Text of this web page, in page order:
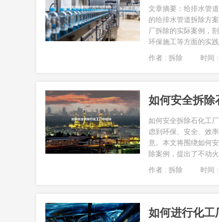
文章摘要：给排水管
的给排水管道拆除方
厂拆除的实际案例，
环保施工等方面的实
作者 : 拆除 时间
如何安全拆除
如何安全拆除石化工
虑到环保、安全、效
意。本文将围绕如何
除案例，提出了不动
作者 : 拆除 时间
如何进行化工